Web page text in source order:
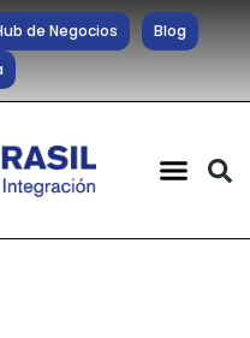
de Negocios
Blog